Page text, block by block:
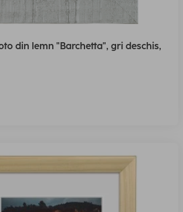
din lemn "Barchetta", gri deschis,